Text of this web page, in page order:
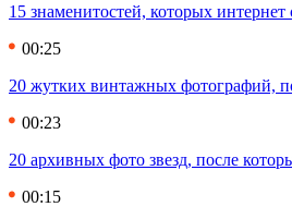
15 знаменитостей, которых
00:25
20 жутких винтажных фотографий,
00:23
20 архивных фото звезд, после
00:15